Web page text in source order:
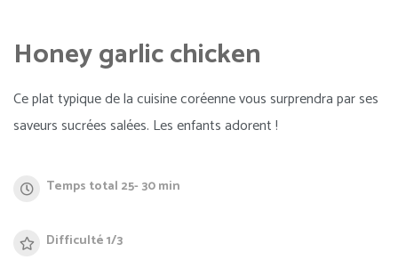
Honey garlic chicken
Ce plat typique de la cuisine coréenne vous surprendra par ses
saveurs sucrées salées. Les enfants adorent !
Temps total 25- 30 min
Difficulté 1/3